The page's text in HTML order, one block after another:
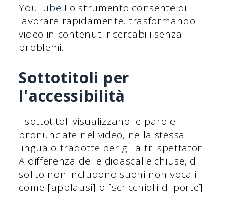
YouTube Lo strumento consente di
lavorare rapidamente, trasformando i
video in contenuti ricercabili senza
problemi.
Sottotitoli per
l'accessibilità
I sottotitoli visualizzano le parole
pronunciate nel video, nella stessa
lingua o tradotte per gli altri spettatori.
A differenza delle didascalie chiuse, di
solito non includono suoni non vocali
come [applausi] o [scricchiolii di porte].